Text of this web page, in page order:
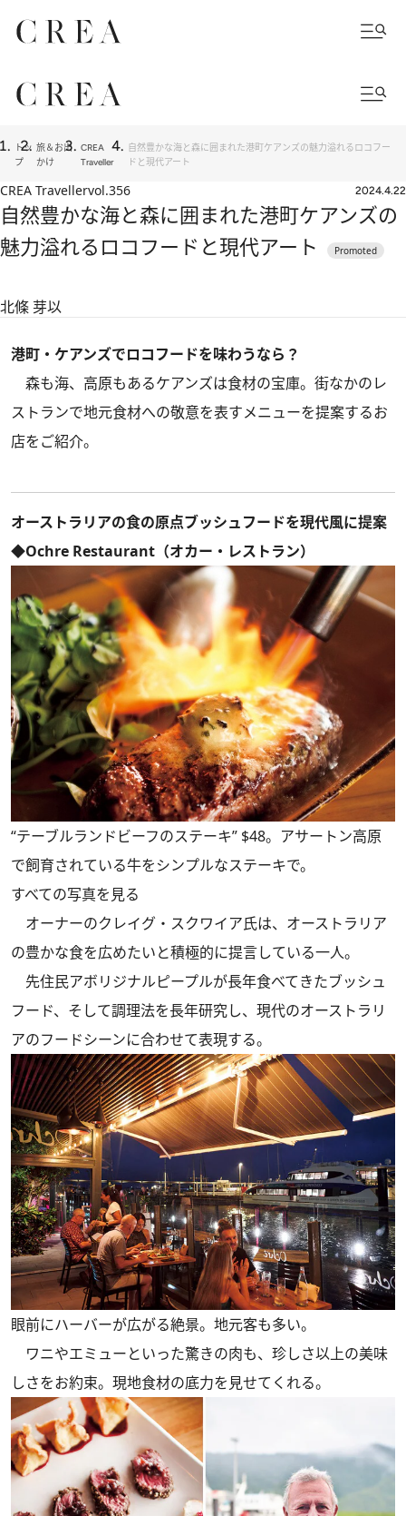
トッ
プ
旅＆お出
かけ
CREA
Traveller
自然豊かな海と森に囲まれた港町ケアンズの魅力溢れるロコフー
ドと現代アート
CREA Travellervol.356 2024.4.22
自然豊かな海と森に囲まれた港町ケアンズの
魅力溢れるロコフードと現代アート
北條 芽以
港町・ケアンズでロコフードを味わうなら？
森も海、高原もあるケアンズは食材の宝庫。街なかのレ
ストランで地元食材への敬意を表すメニューを提案するお
店をご紹介。
オーストラリアの食の原点ブッシュフードを現代風に提案
◆Ochre Restaurant（オカー・レストラン）
“テーブルランドビーフのステーキ” $48。アサートン高原
で飼育されている牛をシンプルなステーキで。
すべての写真を見る
オーナーのクレイグ・スクワイア氏は、オーストラリア
の豊かな食を広めたいと積極的に提言している一人。
先住民アボリジナルピープルが長年食べてきたブッシュ
フード、そして調理法を長年研究し、現代のオーストラリ
アのフードシーンに合わせて表現する。
眼前にハーバーが広がる絶景。地元客も多い。
ワニやエミューといった驚きの肉も、珍しさ以上の美味
しさをお約束。現地食材の底力を見せてくれる。